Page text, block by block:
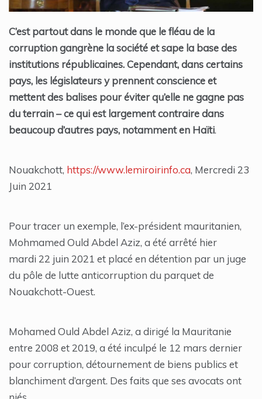
C’est partout dans le monde que le fléau de la
corruption gangrène la société et sape la base des
institutions républicaines. Cependant, dans certains
pays, les législateurs y prennent conscience et
mettent des balises pour éviter qu’elle ne gagne pas
du terrain – ce qui est largement contraire dans
beaucoup d’autres pays, notamment en Haïti.
Nouakchott, https://www.lemiroirinfo.ca, Mercredi 23
Juin 2021
Pour tracer un exemple, l’ex-président mauritanien,
Mohmamed Ould Abdel Aziz, a été arrêté hier
mardi 22 juin 2021 et placé en détention par un juge
du pôle de lutte anticorruption du parquet de
Nouakchott-Ouest.
Mohamed Ould Abdel Aziz, a dirigé la Mauritanie
entre 2008 et 2019, a été inculpé le 12 mars dernier
pour corruption, détournement de biens publics et
blanchiment d’argent. Des faits que ses avocats ont